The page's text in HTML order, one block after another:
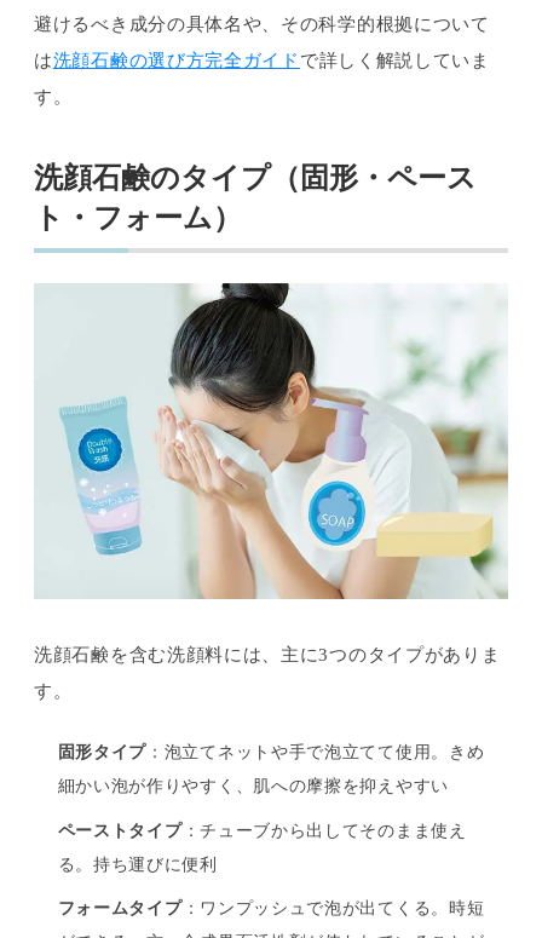
避けるべき成分の具体名や、その科学的根拠について
は洗顔石鹸の選び方完全ガイド で詳しく解説していま
す。
洗顔石鹸のタイプ（固形・ペース
ト・フォーム）
洗顔石鹸を含む洗顔料には、主に3つのタイプがありま
す。
固形タイプ ：泡立てネットや手で泡立てて使用。きめ
細かい泡が作りやすく、肌への摩擦を抑えやすい
ペーストタイプ：チューブから出してそのまま使え
る。持ち運びに便利
フォームタイプ：ワンプッシュで泡が出てくる。時短